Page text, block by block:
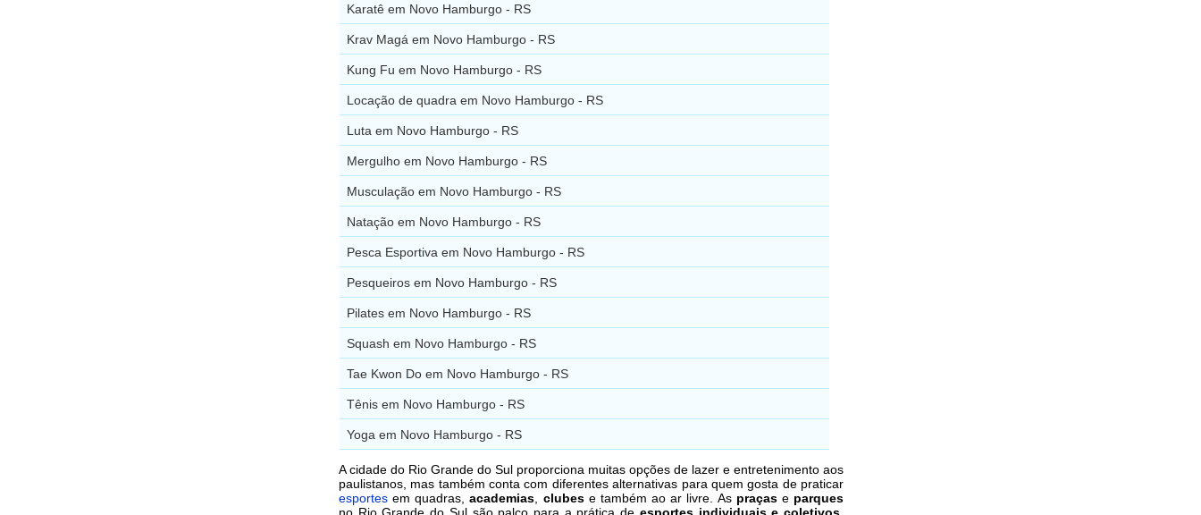
Karatê em Novo Hamburgo - RS
Krav Magá em Novo Hamburgo - RS
Kung Fu em Novo Hamburgo - RS
Locação de quadra em Novo Hamburgo - RS
Luta em Novo Hamburgo - RS
Mergulho em Novo Hamburgo - RS
Musculação em Novo Hamburgo - RS
Natação em Novo Hamburgo - RS
Pesca Esportiva em Novo Hamburgo - RS
Pesqueiros em Novo Hamburgo - RS
Pilates em Novo Hamburgo - RS
Squash em Novo Hamburgo - RS
Tae Kwon Do em Novo Hamburgo - RS
Tênis em Novo Hamburgo - RS
Yoga em Novo Hamburgo - RS
A cidade do Rio Grande do Sul proporciona muitas opções de lazer e entretenimento aos
paulistanos, mas também conta com diferentes alternativas para quem gosta de praticar
esportes em quadras,academias clubese também ao ar livre. As praçase parques
no Rio Grande do Sul são palco para a prática de esportes individuais e coletivos